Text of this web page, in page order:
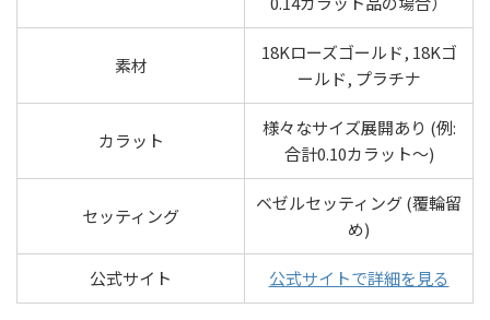
素材
18Kローズゴールド, 18Kゴ
ールド, プラチナ
カラット
様々なサイズ展開あり (例:
合計0.10カラット～)
セッティング
ベゼルセッティング (覆輪留
め)
公式サイト 公式サイトで詳細を見る